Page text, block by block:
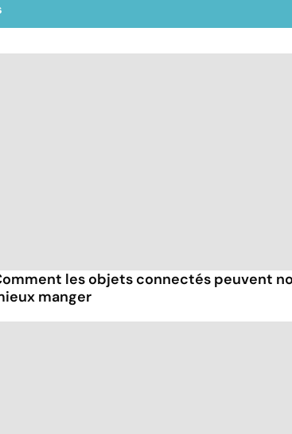
les objets connectés peuvent
manger